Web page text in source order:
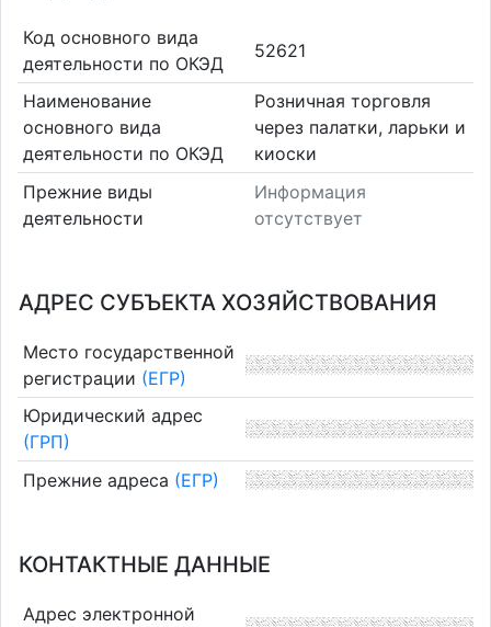
Код основного вида
деятельности по ОКЭД
52621
Наименование
основного вида
деятельности по ОКЭД
Розничная торговля
через палатки, ларьки и
киоски
Прежние виды
деятельности
Информация
отсутствует
АДРЕС СУБЪЕКТА ХОЗЯЙСТВОВАНИЯ
Место государственной
регистрации (ЕГР)
Юридический адрес
(ГРП)
Прежние адреса (ЕГР)
КОНТАКТНЫЕ ДАННЫЕ
Адрес электронной